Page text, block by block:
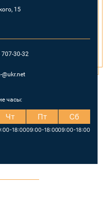
15
30-32
@ukr.net
часы:
Чт
18:00
Пт
09:00-18:00
Сб
09:00-18:00